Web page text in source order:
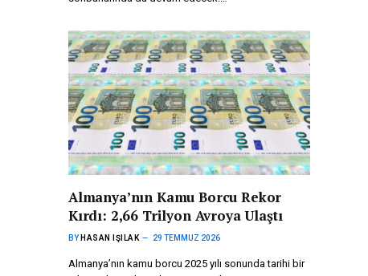
Almanya’nın Kamu Borcu Rekor
Kırdı: 2,66 Trilyon Avroya Ulaştı
BY HASAN IŞILAK 29 TEMMUZ 2026
Almanya’nın kamu borcu 2025 yılı sonunda tarihi bir